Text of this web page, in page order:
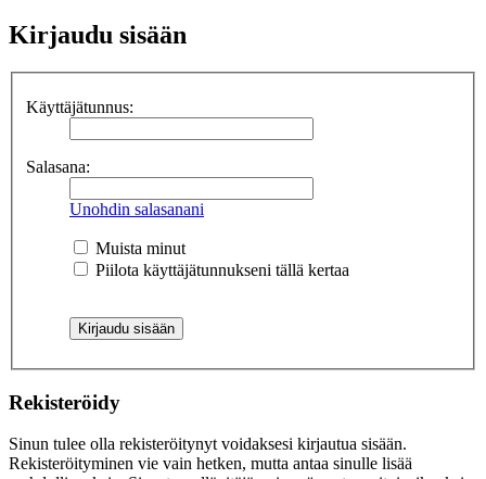
Kirjaudu sisään
Käyttäjätunnus:
Salasana:
Unohdin salasanani
Muista minut
Piilota käyttäjätunnukseni tällä kertaa
Rekisteröidy
Sinun tulee olla rekisteröitynyt voidaksesi kirjautua sisään.
Rekisteröityminen vie vain hetken, mutta antaa sinulle lisää